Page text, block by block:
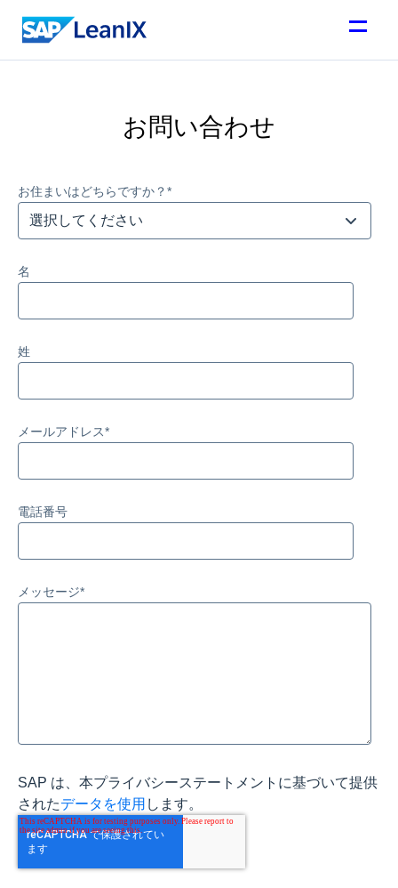
お問い合わせ
お住まいはどちらですか？*
名
姓
メールアドレス*
電話番号
メッセージ*
SAP は、本プライバシーステートメントに基づいて提供
されたデータを使用 します。